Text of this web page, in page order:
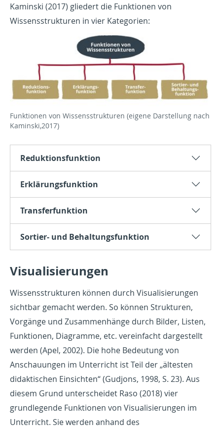
Show larger version for:
Funktionen von Wissensstrukturen (eigene Darstellung nach
Kaminski,2017)
Kaminski (2017) gliedert die Funktionen von
Wissensstrukturen in vier Kategorien:
Reduktionsfunktion
Erklärungsfunktion
Transferfunktion
Sortier- und Behaltungsfunktion
Visualisierungen
Wissensstrukturen können durch Visualisierungen
sichtbar gemacht werden. So können Strukturen,
Vorgänge und Zusammenhänge durch Bilder, Listen,
Funktionen, Diagramme, etc. vereinfacht dargestellt
werden (Apel, 2002). Die hohe Bedeutung von
Anschauungen im Unterricht ist Teil der „ältesten
didaktischen Einsichten“ (Gudjons, 1998, S. 23). Aus
diesem Grund unterscheidet Raso (2018) vier
grundlegende Funktionen von Visualisierungen im
Unterricht. Sie werden anhand des